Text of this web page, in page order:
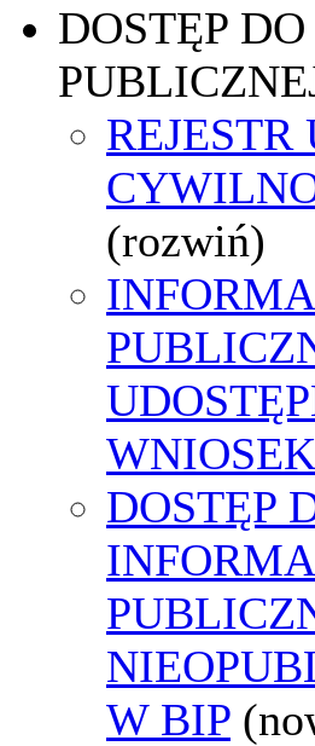
DOSTĘP
(rozwiń)
WNIOSEK
DOSTĘP
W BIP